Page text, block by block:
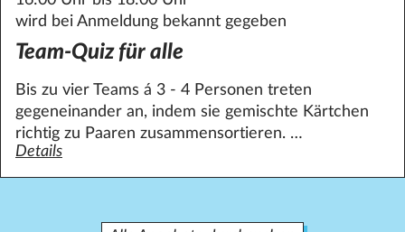
wird bei Anmeldung bekannt gegeben
Team-Quiz für alle
Bis zu vier Teams á 3 - 4 Personen treten
gegeneinander an, indem sie gemischte Kärtchen
richtig zu Paaren zusammensortieren. …
Details
zum Angebot Team-Quiz für alle